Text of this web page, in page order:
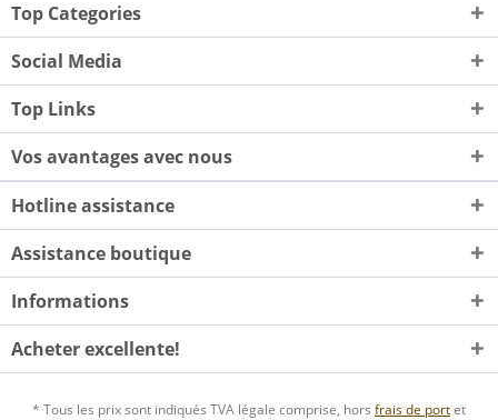
Top Categories
Social Media
Top Links
Vos avantages avec nous
Hotline assistance
Assistance boutique
Informations
Acheter excellente!
* Tous les prix sont indiqués TVA légale comprise, hors frais de portet